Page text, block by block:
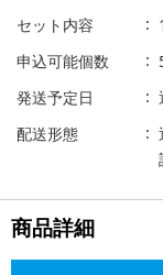
セット内容
申込可能個数
発送予定日
配送形態
商品詳細